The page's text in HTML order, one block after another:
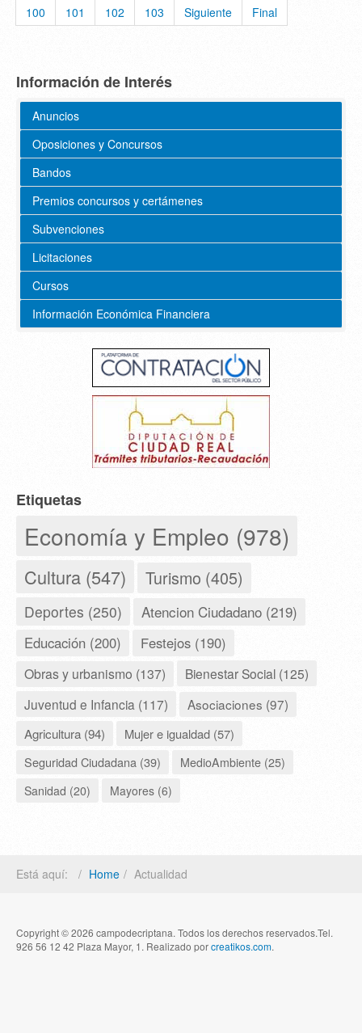
100
101 102 103 Siguiente Final
Información de Interés
Anuncios
Oposiciones y Concursos
Bandos
Premios concursos y certámenes
Subvenciones
Licitaciones
Cursos
Información Económica Financiera
Etiquetas
Economía y Empleo (978)
Cultura (547) Turismo (405)
Deportes (250) Atencion Ciudadano (219)
Educación (200) Festejos (190)
Obras y urbanismo (137)
Bienestar Social (125)
Juventud e Infancia (117)
Asociaciones (97)
Agricultura (94)
Mujer e igualdad (57)
Seguridad Ciudadana (39)
MedioAmbiente (25)
Sanidad (20)
Mayores (6)
Está aquí: Home Actualidad
Copyright © 2026 campodecriptana. Todos los derechos reservados.Tel.
926 56 12 42 Plaza Mayor, 1. Realizado porcreatikos.com.